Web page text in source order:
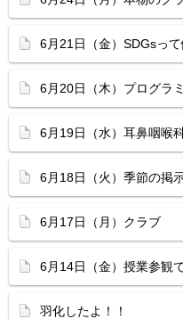
6月21日（金）SDGsって
6月20日（木）プログラ
6月19日（水）耳鼻咽喉
6月18日（火）季節の掲
6月17日（月）クラブ
6月14日（金）授業参観
羽化したよ！！